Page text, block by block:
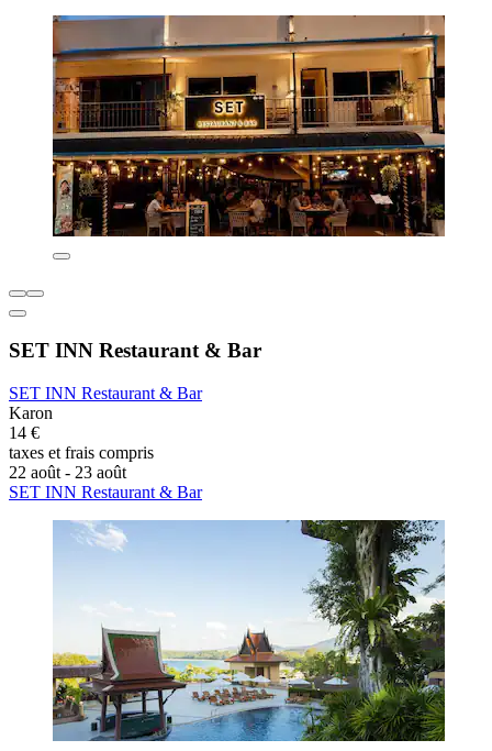
SET INN Restaurant & Bar
SET INN Restaurant & Bar
Karon
14 €
taxes et frais compris
22 août - 23 août
SET INN Restaurant & Bar